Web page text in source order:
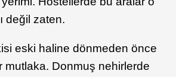
değil zaten.
eski haline dönmeden önce
mutlaka. Donmuş nehirlerde